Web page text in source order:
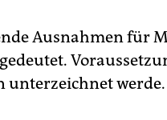
Ausnahmen für
unterzeichnet werde.